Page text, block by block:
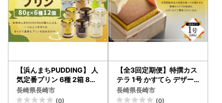
【浜んまちPUDDING】 人
気定番プリン 6種 2箱 80g
x12個セット ／デザート
セット 洋菓子 お土産 冷蔵
長崎県長崎市
(0)
【全3回定期便】特撰カス
テラ 1号 かすてら デザー
ト スイーツ 長崎名物 お菓
子
長崎県長崎市
(0)